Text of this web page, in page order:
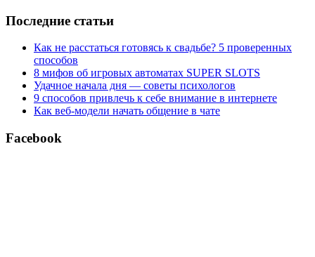
Последние статьи
Как не расстаться готовясь к свадьбе? 5 проверенных
способов
8 мифов об игровых автоматах SUPER SLOTS
Удачное начала дня — советы психологов
9 способов привлечь к себе внимание в интернете
Как веб-модели начать общение в чате
Facebook